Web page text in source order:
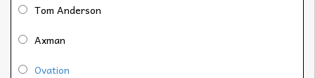
Tom Anderson
Axman
Ovation